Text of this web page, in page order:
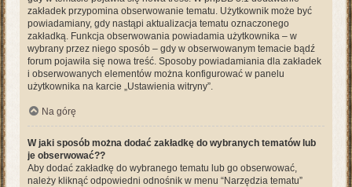
zakładek przypomina obserwowanie tematu. Użytkownik może być
powiadamiany, gdy nastąpi aktualizacja tematu oznaczonego
zakładką. Funkcja obserwowania powiadamia użytkownika – w
wybrany przez niego sposób – gdy w obserwowanym temacie bądź
forum pojawiła się nowa treść. Sposoby powiadamiania dla zakładek
i obserwowanych elementów można konfigurować w panelu
użytkownika na karcie „Ustawienia witryny”.
Na górę
W jaki sposób można dodać zakładkę do wybranych tematów lub
je obserwować??
Aby dodać zakładkę do wybranego tematu lub go obserwować,
należy kliknąć odpowiedni odnośnik w menu “Narzędzia tematu”